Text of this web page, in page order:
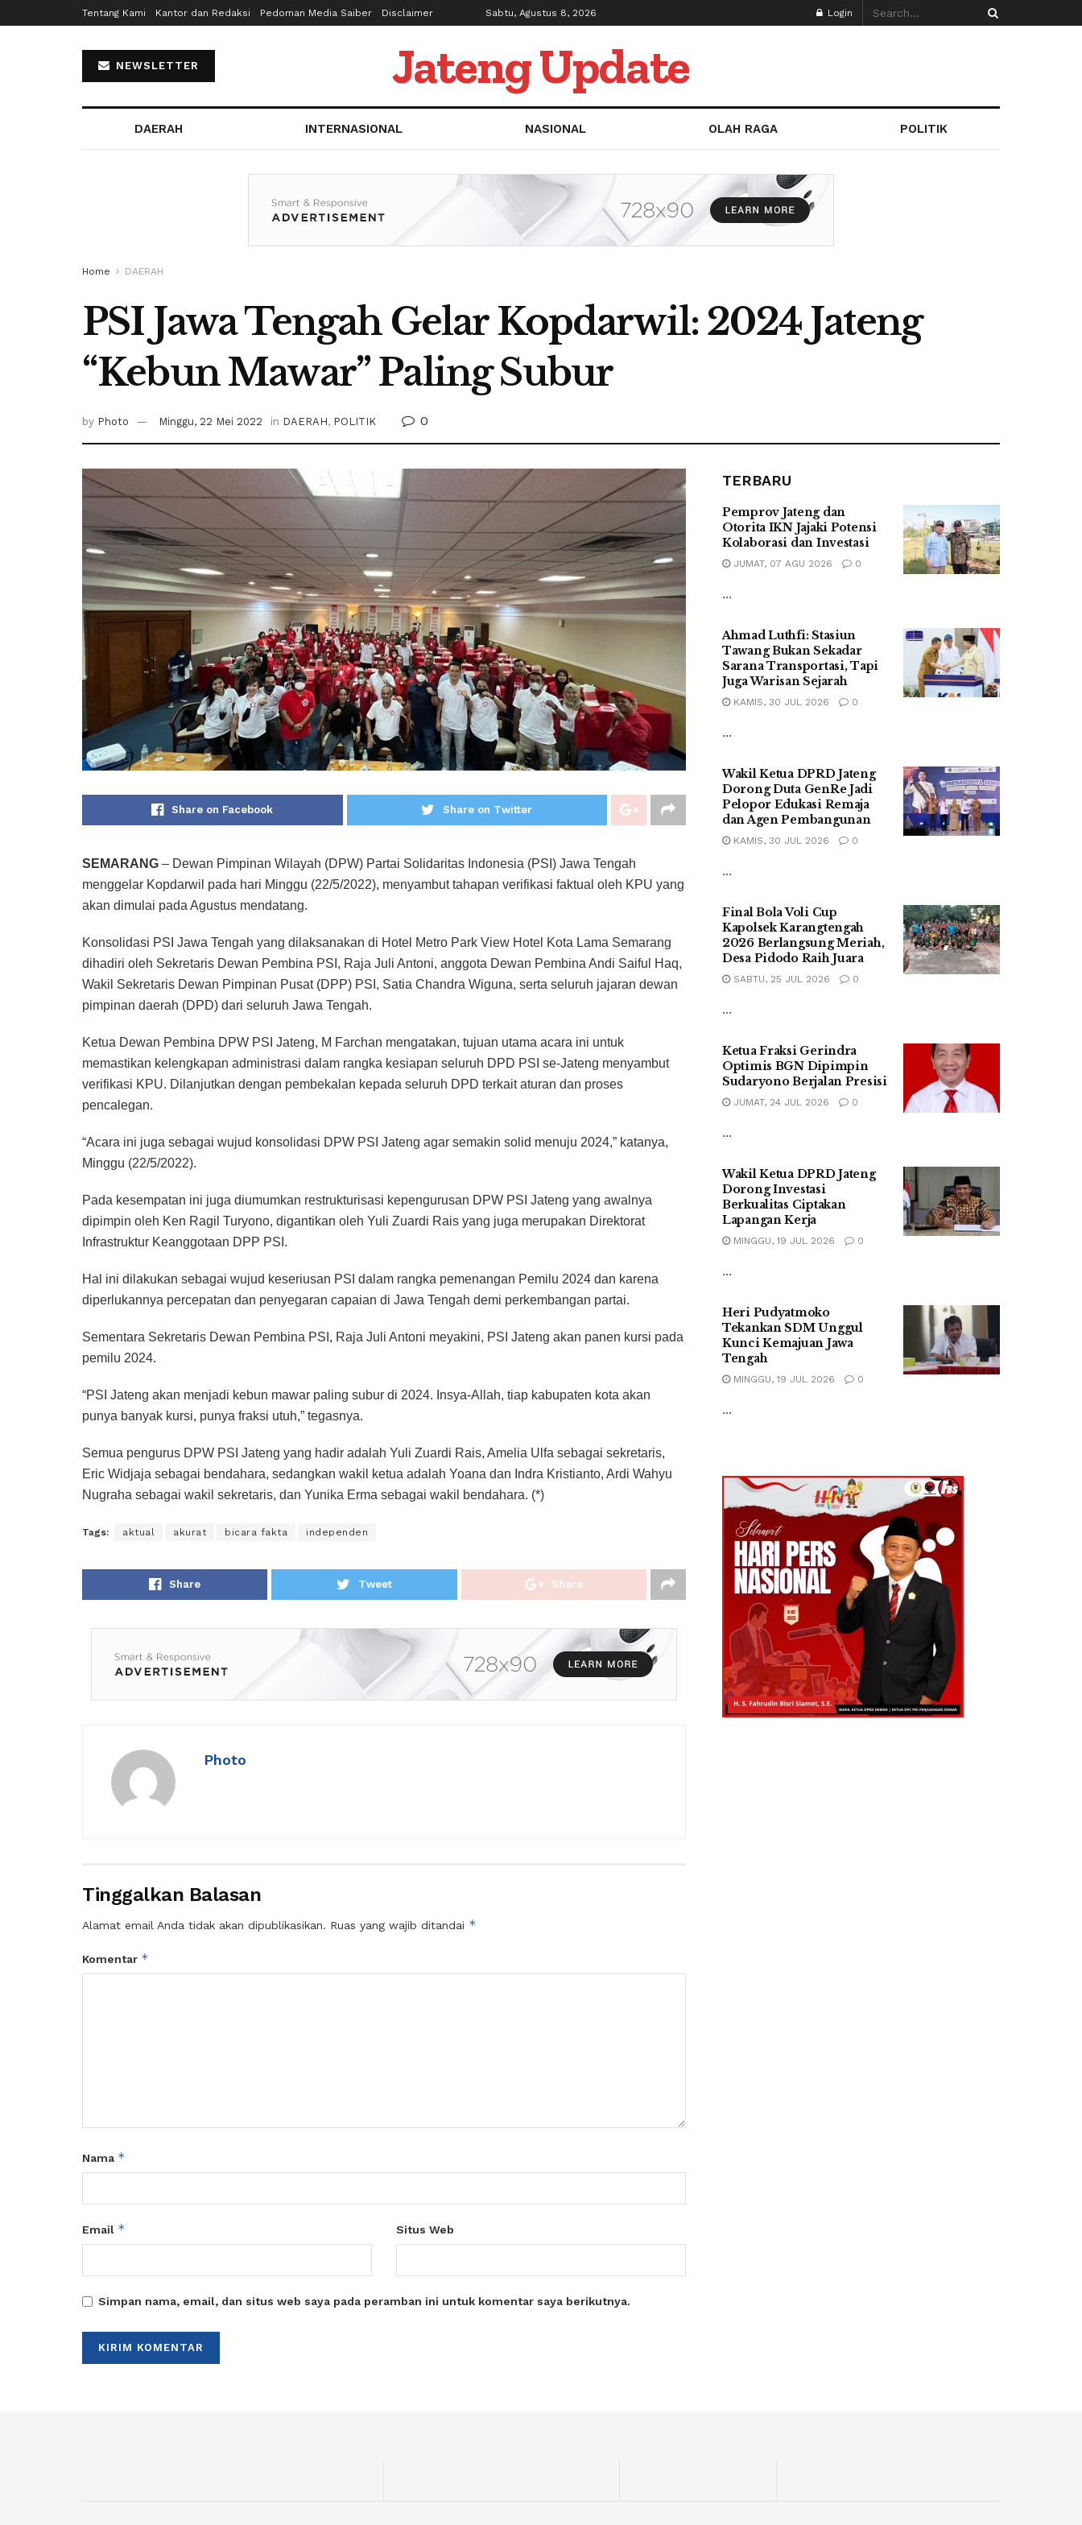
Tentang Kami Kantor dan Redaksi Pedoman Media Saiber Disclaimer Sabtu, Agustus 8, 2026 Login
NEWSLETTER Jateng Update
DAERAH INTERNASIONAL NASIONAL OLAH RAGA POLITIK
Home DAERAH
PSI Jawa Tengah Gelar Kopdarwil: 2024 Jateng
“Kebun Mawar” Paling Subur
by Photo Minggu, 22 Mei 2022 in DAERAH, POLITIK 0
Share on Facebook Share on Twitter
SEMARANG – Dewan Pimpinan Wilayah (DPW) Partai Solidaritas Indonesia (PSI) Jawa Tengah
menggelar Kopdarwil pada hari Minggu (22/5/2022), menyambut tahapan verifikasi faktual oleh KPU yang
akan dimulai pada Agustus mendatang.
Konsolidasi PSI Jawa Tengah yang dilaksanakan di Hotel Metro Park View Hotel Kota Lama Semarang
dihadiri oleh Sekretaris Dewan Pembina PSI, Raja Juli Antoni, anggota Dewan Pembina Andi Saiful Haq,
Wakil Sekretaris Dewan Pimpinan Pusat (DPP) PSI, Satia Chandra Wiguna, serta seluruh jajaran dewan
pimpinan daerah (DPD) dari seluruh Jawa Tengah.
Ketua Dewan Pembina DPW PSI Jateng, M Farchan mengatakan, tujuan utama acara ini untuk
memastikan kelengkapan administrasi dalam rangka kesiapan seluruh DPD PSI se-Jateng menyambut
verifikasi KPU. Dilanjutkan dengan pembekalan kepada seluruh DPD terkait aturan dan proses
pencalegan.
“Acara ini juga sebagai wujud konsolidasi DPW PSI Jateng agar semakin solid menuju 2024,” katanya,
Minggu (22/5/2022).
Pada kesempatan ini juga diumumkan restrukturisasi kepengurusan DPW PSI Jateng yang awalnya
dipimpin oleh Ken Ragil Turyono, digantikan oleh Yuli Zuardi Rais yang juga merupakan Direktorat
Infrastruktur Keanggotaan DPP PSI.
Hal ini dilakukan sebagai wujud keseriusan PSI dalam rangka pemenangan Pemilu 2024 dan karena
diperlukannya percepatan dan penyegaran capaian di Jawa Tengah demi perkembangan partai.
Sementara Sekretaris Dewan Pembina PSI, Raja Juli Antoni meyakini, PSI Jateng akan panen kursi pada
pemilu 2024.
“PSI Jateng akan menjadi kebun mawar paling subur di 2024. Insya-Allah, tiap kabupaten kota akan
punya banyak kursi, punya fraksi utuh,” tegasnya.
Semua pengurus DPW PSI Jateng yang hadir adalah Yuli Zuardi Rais, Amelia Ulfa sebagai sekretaris,
Eric Widjaja sebagai bendahara, sedangkan wakil ketua adalah Yoana dan Indra Kristianto, Ardi Wahyu
Nugraha sebagai wakil sekretaris, dan Yunika Erma sebagai wakil bendahara. (*)
Tags: aktual akurat bicara fakta independen
Share Tweet Share
Photo
Tinggalkan Balasan
Alamat email Anda tidak akan dipublikasikan. Ruas yang wajib ditandai *
Komentar *
Nama *
Email * Situs Web
Simpan nama, email, dan situs web saya pada peramban ini untuk komentar saya berikutnya.
TERBARU
Pemprov Jateng dan
Otorita IKN Jajaki Potensi
Kolaborasi dan Investasi
JUMAT, 07 AGU 2026 0
...
Ahmad Luthfi: Stasiun
Tawang Bukan Sekadar
Sarana Transportasi, Tapi
Juga Warisan Sejarah
KAMIS, 30 JUL 2026 0
...
Wakil Ketua DPRD Jateng
Dorong Duta GenRe Jadi
Pelopor Edukasi Remaja
dan Agen Pembangunan
KAMIS, 30 JUL 2026 0
...
Final Bola Voli Cup
Kapolsek Karangtengah
2026 Berlangsung Meriah,
Desa Pidodo Raih Juara
SABTU, 25 JUL 2026 0
...
Ketua Fraksi Gerindra
Optimis BGN Dipimpin
Sudaryono Berjalan Presisi
JUMAT, 24 JUL 2026 0
...
Wakil Ketua DPRD Jateng
Dorong Investasi
Berkualitas Ciptakan
Lapangan Kerja
MINGGU, 19 JUL 2026 0
...
Heri Pudyatmoko
Tekankan SDM Unggul
Kunci Kemajuan Jawa
Tengah
MINGGU, 19 JUL 2026 0
...